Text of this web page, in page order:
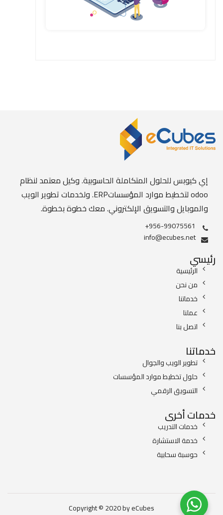
إي كيوبس للحلول المتكاملة الحاسوبية. وكيل معتمد لنظام
odoo لتخطيط موارد المؤسساتERP. ولخدمات تطوير الويب
والموبايل والتسويق الإلكتروني. معك خطوة بخطوة.
+956-99075561
info@ecubes.net
رئيسي
الرئيسية
من نحن
خدماتنا
عملنا
اتصل بنا
خدماتنا
تطوير الويب والجوال
حلول تخطيط موارد المؤسسات
التسويق الرقمي
خدمات أخرى
خدمات التدريب
خدمة الاستشارة
حوسبة سحابية
Copyright © 2020 by eCubes